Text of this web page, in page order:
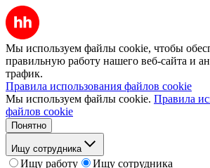
Мы используем файлы cookie, чтобы
правильную работу нашего веб-сайта и
трафик.
Правила использования файлов cookie
Мы используем файлы cookie. Правила
файлов cookie
Понятно
Ищу сотрудника
Ищу работу
Ищу сотрудника